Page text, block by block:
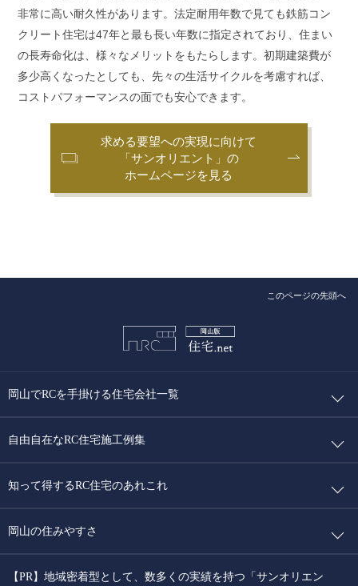
非常に高い耐久性があります。法定耐用年数で見ても鉄筋コン
クリート住宅は47年と最も長い年数に指定されており、住まい
の長寿命化は、様々なメリットをもたらします。初期建築費が
多少高くなったとしても、先々の生活サイクルを考慮すれば、
コストパフォーマンスの面でも安心できます。
求める要望への実現に向けて
「サンオリエント」の
ホームページを見る
このページの先頭へ
岡山でRCを手掛ける住宅会社一覧
自由自在なRC住宅施工例集
知って得するRC住宅のあれこれ
岡山の住みやすさ
【PR】地域密着型として、数多くの実績を持つ「サンオリエン